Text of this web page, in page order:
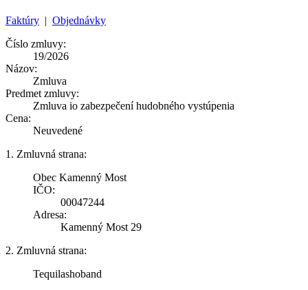
Faktúry | Objednávky
Číslo zmluvy:
19/2026
Názov:
Zmluva
Predmet zmluvy:
Zmluva io zabezpečení hudobného vystúpenia
Cena:
Neuvedené
1. Zmluvná strana:
Obec Kamenný Most
IČO:
00047244
Adresa:
Kamenný Most 29
2. Zmluvná strana:
Tequilashoband